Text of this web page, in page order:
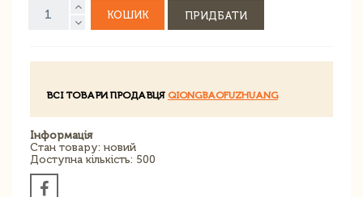
КОШИК ПРИДБАТИ
ВСІ ТОВАРИ ПРОДАВЦЯ QIONGBAOFUZHUANG
Інформація
Стан товару: новий
Доступна кількість: 500